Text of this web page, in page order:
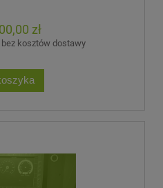
zł
bez kosztów dostawy